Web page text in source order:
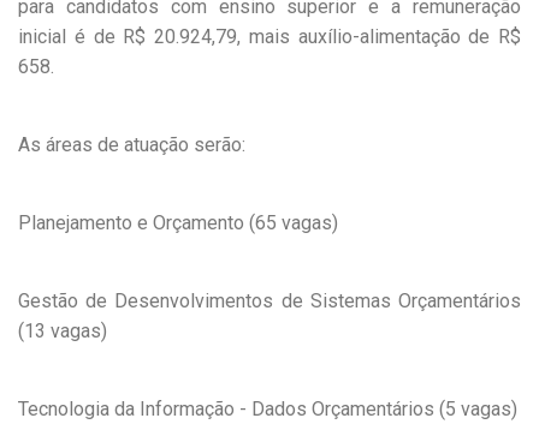
para candidatos com ensino superior e a remuneração
inicial é de R$ 20.924,79, mais auxílio-alimentação de R$
658.
As áreas de atuação serão:
Planejamento e Orçamento (65 vagas)
Gestão de Desenvolvimentos de Sistemas Orçamentários
(13 vagas)
Tecnologia da Informação - Dados Orçamentários (5 vagas)